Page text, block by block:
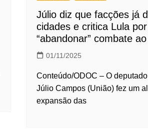
Júlio diz que facções já
cidades e critica Lula por
“abandonar” combate
01/11/2025
Conteúdo/ODOC – O deputado
Júlio Campos (União) fez um
expansão das